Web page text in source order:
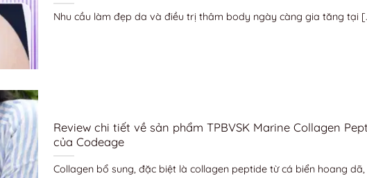
Nhu cầu làm đẹp da và điều trị thâm body ngày càng gia tăng tại
Review chi tiết về sản phẩm TPBVSK Marine Collagen
của Codeage
Collagen bổ sung, đặc biệt là collagen peptide từ cá biển hoang